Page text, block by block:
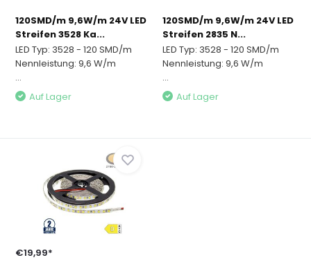
120SMD/m 9,6W/m 24V LED
Streifen 3528 Ka...
LED Typ: 3528 - 120 SMD/m
Nennleistung: 9,6 W/m
...
Auf Lager
120SMD/m 9,6W/m 24V LED
Streifen 2835 N...
LED Typ: 3528 - 120 SMD/m
Nennleistung: 9,6 W/m
...
Auf Lager
€19,99*